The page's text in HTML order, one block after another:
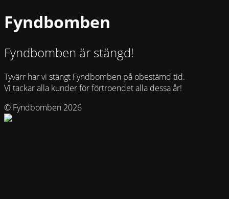
Fyndbomben
Fyndbomben är stängd!
Tyvärr har vi stängt Fyndbomben på obestämd tid.
Vi tackar alla kunder för förtroendet alla dessa år!
© Fyndbomben 2026